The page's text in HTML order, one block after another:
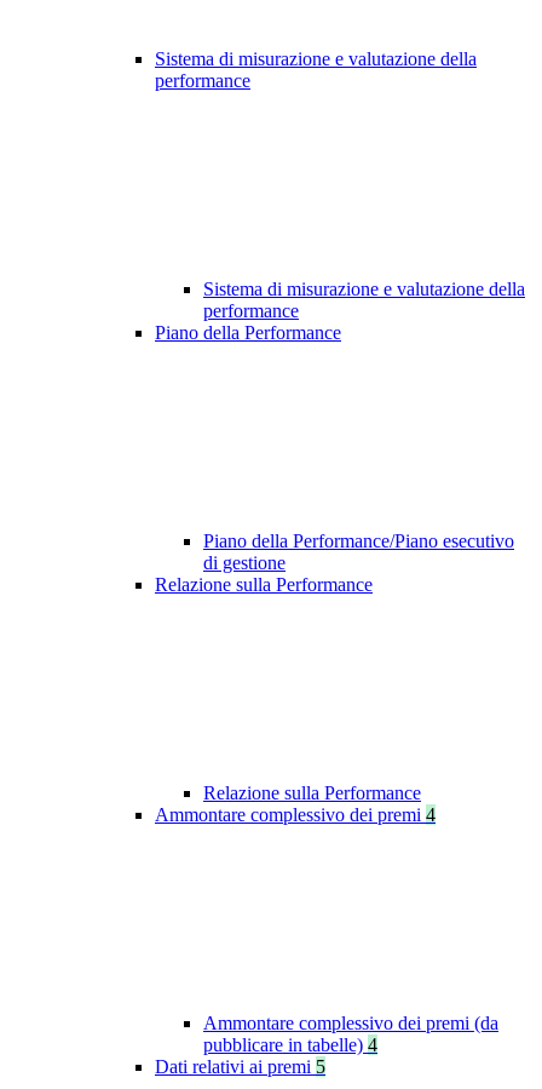
Sistema di misurazione e valutazione della
performance
Sistema di misurazione e valutazione della
performance
Piano della Performance
Piano della Performance/Piano esecutivo
di gestione
Relazione sulla Performance
Relazione sulla Performance
Ammontare complessivo dei premi 4
Ammontare complessivo dei premi (da
pubblicare in tabelle) 4
Dati relativi ai premi 5